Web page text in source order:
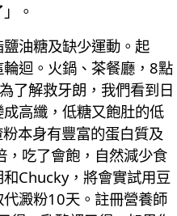
。
油糖及缺少運動。起
迴。火鍋、茶餐廳，8點
了解救牙朗，我們看到日
高纖，低糖又飽肚的低
本身有豐富的蛋白質及
吃了會飽，自然減少食
Chucky，將會實試用豆
澱粉10天。註冊營養師